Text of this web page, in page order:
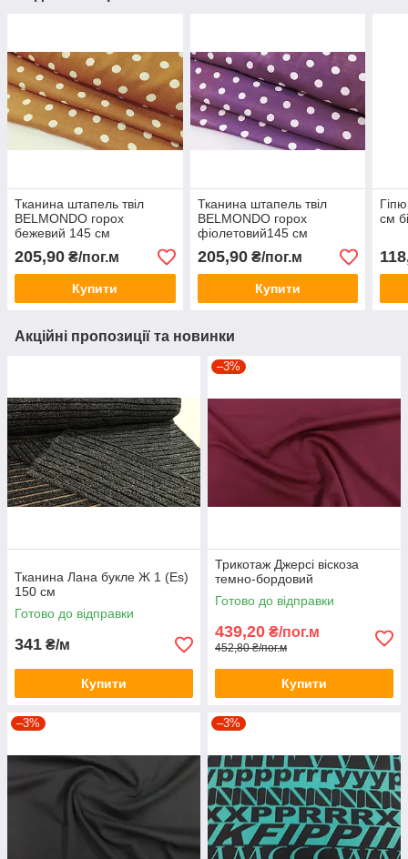
Тканина штапель твіл
BELMONDO горох
бежевий 145 см
205,90 ₴/пог.м
Купити
Тканина штапель твіл
BELMONDO горох
фіолетовий145 см
205,90₴/пог.м
Купити
см
Акційні пропозиції та новинки
Тканина Лана букле Ж 1 (Es)
150 см
Готово до відправки
341 ₴/м
Купити
–3%
Трикотаж Джерсі віскоза
темно-бордовий
Готово до відправки
439,20 ₴/пог.м
452,80 ₴/пог.м
Купити
–3% –3%